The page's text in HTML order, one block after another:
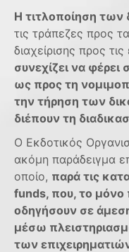
Η τιτλοποίηση
τις τράπεζες προς
διαχείρισης προς τις
συνεχίζει να
ως προς τη
την τήρηση των
διέπουν τη
Ο Εκδοτικός
ακόμη παράδειγμα
οποίο, παρά τις
funds, που, το μόνο
οδηγήσουν σε
μέσω
των